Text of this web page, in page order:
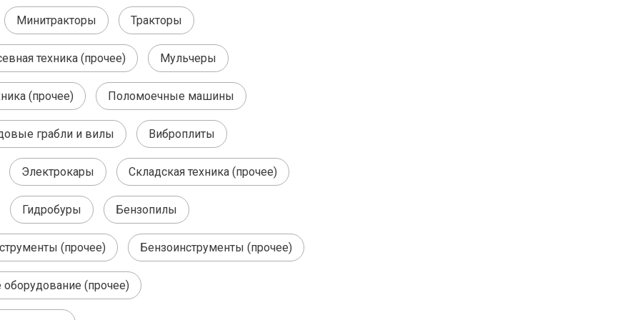
Минитракторы Тракторы
техника (прочее) Мульчеры
(прочее) Поломоечные машины
грабли и вилы Виброплиты
Электрокары Складская техника (прочее)
Гидробуры Бензопилы
(прочее) Бензоинструменты (прочее)
оборудование (прочее)